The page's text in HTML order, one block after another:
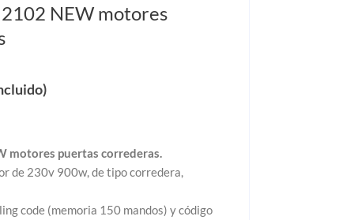
2102 NEW motores
motores puertas correderas.
de 230v 900w, de tipo corredera,
code (memoria 150 mandos) y código